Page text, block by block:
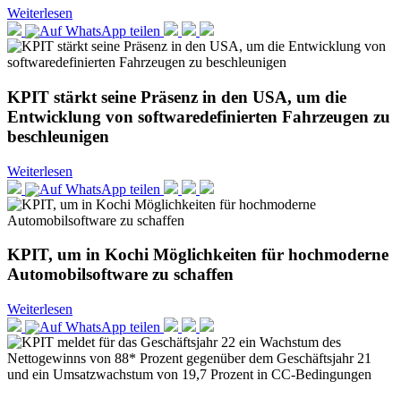
Weiterlesen
KPIT stärkt seine Präsenz in den USA, um die
Entwicklung von softwaredefinierten Fahrzeugen zu
beschleunigen
Weiterlesen
KPIT, um in Kochi Möglichkeiten für hochmoderne
Automobilsoftware zu schaffen
Weiterlesen